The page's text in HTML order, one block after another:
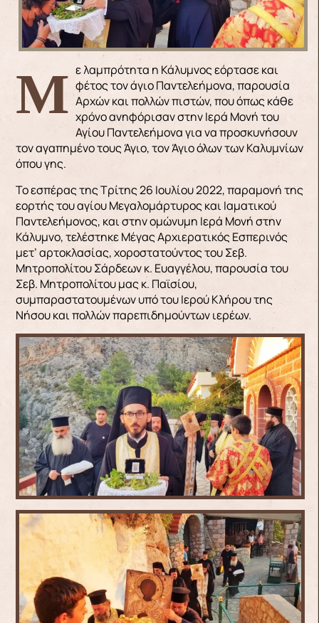
Με λαμπρότητα η Κάλυμνος εόρτασε και φέτος τον άγιο Παντελεήμονα, παρουσία
Αρχών και πολλών πιστών, που όπως κάθε
χρόνο ανηφόρισαν στην Ιερά Μονή του
Αγίου Παντελεήμονα για να προσκυνήσουν
τον αγαπημένο τους Άγιο, τον Άγιο όλων των Καλυμνίων
όπου γης.
Το εσπέρας της Τρίτης 26 Ιουλίου 2022, παραμονή της
εορτής του αγίου Μεγαλομάρτυρος και Ιαματικού
Παντελεήμονος, και στην ομώνυμη Ιερά Μονή στην
Κάλυμνο, τελέστηκε Μέγας Αρχιερατικός Εσπερινός
μετ’ αρτοκλασίας, χοροστατούντος του Σεβ.
Μητροπολίτου Σάρδεων κ. Ευαγγέλου, παρουσία του
Σεβ. Μητροπολίτου μας κ. Παϊσίου,
συμπαραστατουμένων υπό του Ιερού Κλήρου της
Νήσου και πολλών παρεπιδημούντων ιερέων.